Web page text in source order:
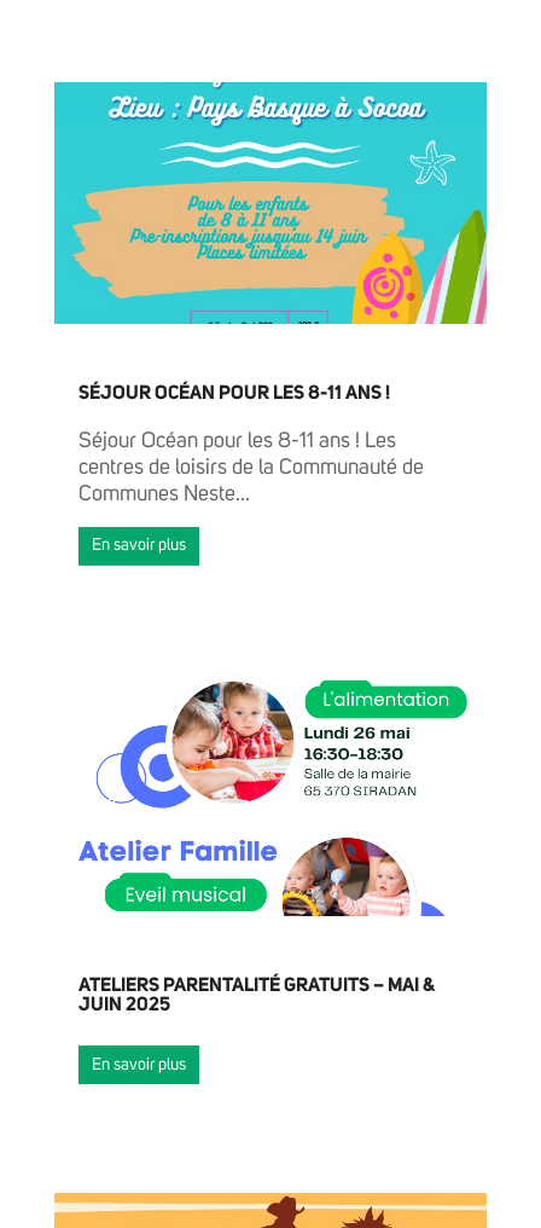
ACTUALITÉS AGENDA GRANDIR
SÉJOUR OCÉAN POUR LES 8-11 ANS !
Séjour Océan pour les 8-11 ans ! Les
centres de loisirs de la Communauté de
Communes Neste...
En savoir plus
AGENDA GRANDIR
ATELIERS PARENTALITÉ GRATUITS – MAI &
JUIN 2025
En savoir plus
ACTUALITÉS